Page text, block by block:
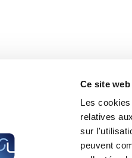
Ce site
Les
relatives
sur
peuvent